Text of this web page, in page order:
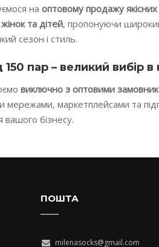
на оптовому продажу
жінок та дітей, пропонуючи
сезон і стиль.
150 пар – великий вибір в
виключно з оптовими
мережами, маркетплейсами та
бізнесу.
ПОШТА
milenasocks@gmail.com